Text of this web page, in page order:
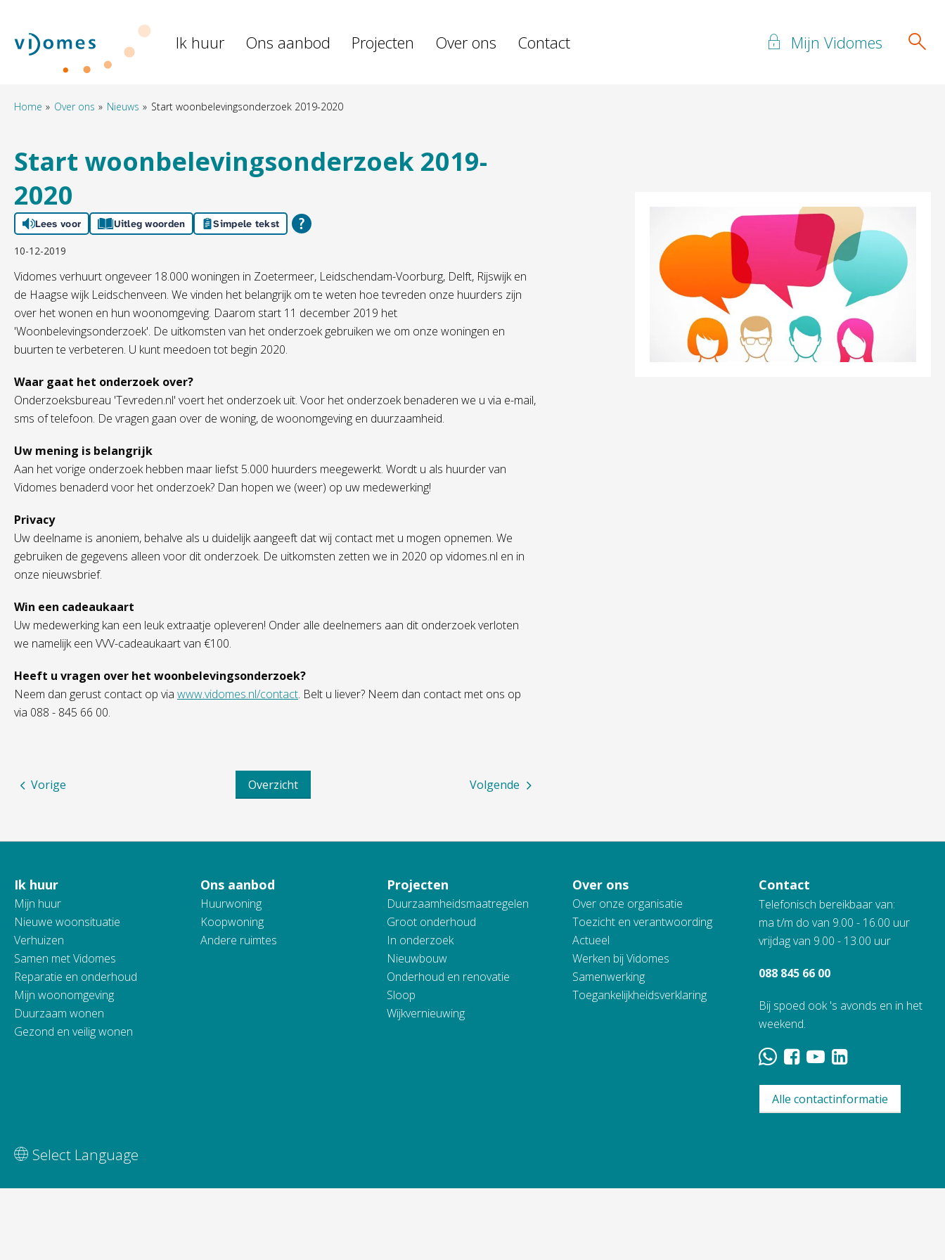
Naar hoofdinhoud
Naar hoofdnavigatiemenu
Naar zoeken
Naar de homepage Ik huur Ons aanbod Projecten Over ons Contact Mijn Vidomes
Home Over ons Nieuws Start woonbelevingsonderzoek 2019-2020
Start woonbelevingsonderzoek 2019-
2020
Lees voor Uitleg woorden Simpele tekst
10-12-2019
Vidomes verhuurt ongeveer 18.000 woningen in Zoetermeer, Leidschendam-Voorburg, Delft, Rijswijk en
de Haagse wijk Leidschenveen. We vinden het belangrijk om te weten hoe tevreden onze huurders zijn
over het wonen en hun woonomgeving. Daarom start 11 december 2019 het
'Woonbelevingsonderzoek'. De uitkomsten van het onderzoek gebruiken we om onze woningen en
buurten te verbeteren. U kunt meedoen tot begin 2020.
Waar gaat het onderzoek over?
Onderzoeksbureau 'Tevreden.nl' voert het onderzoek uit. Voor het onderzoek benaderen we u via e-mail,
sms of telefoon. De vragen gaan over de woning, de woonomgeving en duurzaamheid.
Uw mening is belangrijk
Aan het vorige onderzoek hebben maar liefst 5.000 huurders meegewerkt. Wordt u als huurder van
Vidomes benaderd voor het onderzoek? Dan hopen we (weer) op uw medewerking!
Privacy
Uw deelname is anoniem, behalve als u duidelijk aangeeft dat wij contact met u mogen opnemen. We
gebruiken de gegevens alleen voor dit onderzoek. De uitkomsten zetten we in 2020 op vidomes.nl en in
onze nieuwsbrief.
Win een cadeaukaart
Uw medewerking kan een leuk extraatje opleveren! Onder alle deelnemers aan dit onderzoek verloten
we namelijk een VVV-cadeaukaart van €100.
Heeft u vragen over het woonbelevingsonderzoek?
Neem dan gerust contact op via www.vidomes.nl/contact. Belt u liever? Neem dan contact met ons op
via 088 - 845 66 00.
Volgende
Overzicht
Vorige
Contactinformatie
Ik huur
Mijn huur
Nieuwe woonsituatie
Verhuizen
Samen met Vidomes
Reparatie en onderhoud
Mijn woonomgeving
Duurzaam wonen
Gezond en veilig wonen
Ons aanbod
Huurwoning
Koopwoning
Andere ruimtes
Projecten
Duurzaamheidsmaatregelen
Groot onderhoud
In onderzoek
Nieuwbouw
Onderhoud en renovatie
Sloop
Wijkvernieuwing
Over ons
Over onze organisatie
Toezicht en verantwoording
Actueel
Werken bij Vidomes
Samenwerking
Toegankelijkheidsverklaring
Contact
Telefonisch bereikbaar van:
ma t/m do van 9.00 - 16.00 uur
vrijdag van 9.00 - 13.00 uur
088 845 66 00
Bij spoed ook 's avonds en in het
weekend.
Alle contactinformatie
Vertaal deze pagina
Select Language